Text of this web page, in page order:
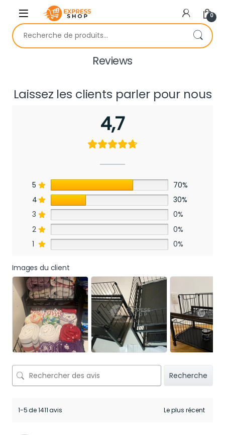
Skip to navigation
Skip to content
0
Recherche pour :
Reviews
Laissez les clients parler pour nous
4,7
5
70%
4
30%
3
0%
2
0%
1
0%
Images du client
Recherche
1-5 de 1411 avis